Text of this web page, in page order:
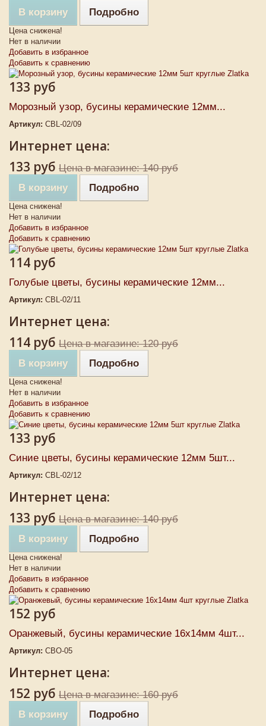
В корзину
Подробно
Цена снижена!
Нет в наличии
Добавить в избранное
Добавить к сравнению
133 руб
Морозный узор, бусины керамические 12мм...
Артикул: CBL-02/09
Интернет цена:
133 руб Цена в магазине: 140 руб
В корзину
Подробно
Цена снижена!
Нет в наличии
Добавить в избранное
Добавить к сравнению
114 руб
Голубые цветы, бусины керамические 12мм...
Артикул: CBL-02/11
Интернет цена:
114 руб Цена в магазине: 120 руб
В корзину
Подробно
Цена снижена!
Нет в наличии
Добавить в избранное
Добавить к сравнению
133 руб
Синие цветы, бусины керамические 12мм 5шт...
Артикул: CBL-02/12
Интернет цена:
133 руб Цена в магазине: 140 руб
В корзину
Подробно
Цена снижена!
Нет в наличии
Добавить в избранное
Добавить к сравнению
152 руб
Оранжевый, бусины керамические 16х14мм 4шт...
Артикул: CBO-05
Интернет цена:
152 руб Цена в магазине: 160 руб
В корзину
Подробно